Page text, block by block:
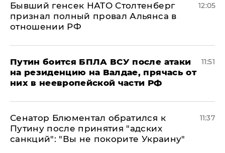
Бывший генсек НАТО Столтенберг
признал полный провал Альянса в
отношении РФ
12:05
Путин боится БПЛА ВСУ после атаки
на резиденцию на Валдае, прячась от
них в неевропейской части РФ
11:51
Сенатор Блюментал обратился к
Путину после принятия "адских
санкций": "Вы не покорите Украину"
11:37